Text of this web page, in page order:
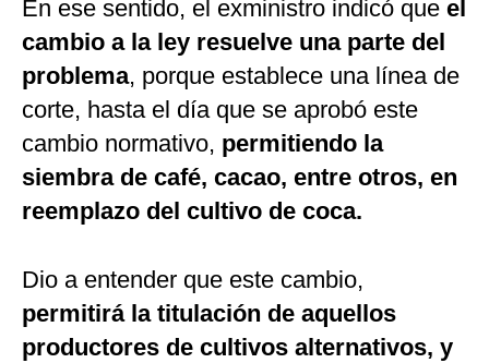
En ese sentido, el exministro indicó que el
cambio a la ley resuelve una parte del
problema, porque establece una línea de
corte, hasta el día que se aprobó este
cambio normativo, permitiendo la
siembra de café, cacao, entre otros, en
reemplazo del cultivo de coca.
Dio a entender que este cambio,
permitirá la titulación de aquellos
productores de cultivos alternativos, y